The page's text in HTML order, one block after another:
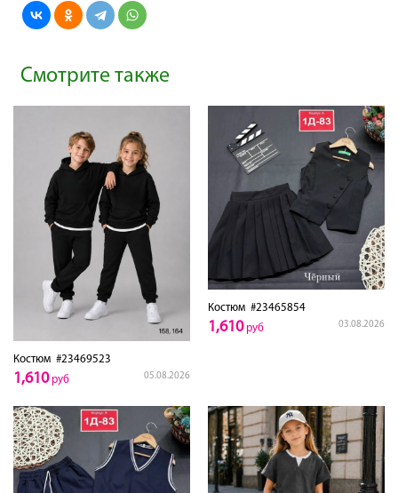
Смотрите также
Костюм #23469523
05.08.2026
1,610руб
Костюм #23465854
03.08.2026
1,610руб